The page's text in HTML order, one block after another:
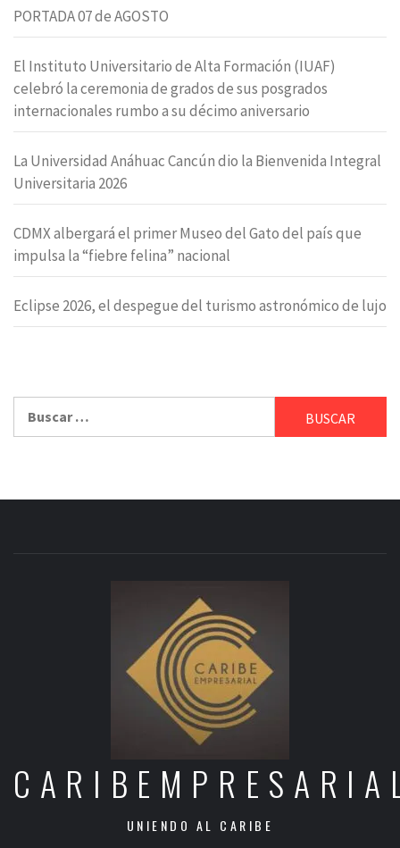
PORTADA 07 de AGOSTO
El Instituto Universitario de Alta Formación (IUAF)
celebró la ceremonia de grados de sus posgrados
internacionales rumbo a su décimo aniversario
La Universidad Anáhuac Cancún dio la Bienvenida Integral
Universitaria 2026
CDMX albergará el primer Museo del Gato del país que
impulsa la “fiebre felina” nacional
Eclipse 2026, el despegue del turismo astronómico de lujo
UNIENDO AL CARIBE